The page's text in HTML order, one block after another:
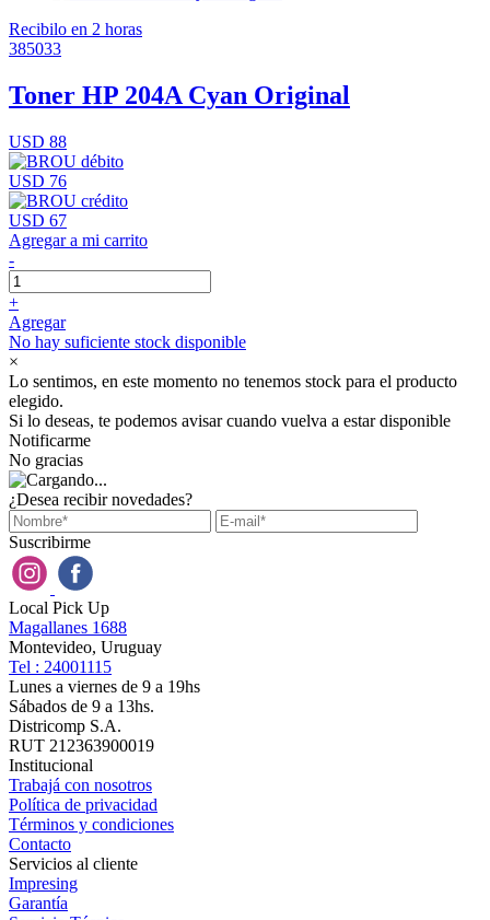
Recibilo en 2 horas
385033
Toner HP 204A Cyan Original
USD 88
USD 76
USD 67
Agregar a mi carrito
-
+
Agregar
No hay suficiente stock disponible
×
Lo sentimos, en este momento no tenemos stock para el producto
elegido.
Si lo deseas, te podemos avisar cuando vuelva a estar disponible
Notificarme
No gracias
¿Desea recibir novedades?
Suscribirme
Local Pick Up
Magallanes 1688
Montevideo, Uruguay
Tel : 24001115
Lunes a viernes de 9 a 19hs
Sábados de 9 a 13hs.
Districomp S.A.
RUT 212363900019
Institucional
Trabajá con nosotros
Política de privacidad
Términos y condiciones
Contacto
Servicios al cliente
Impresing
Garantía